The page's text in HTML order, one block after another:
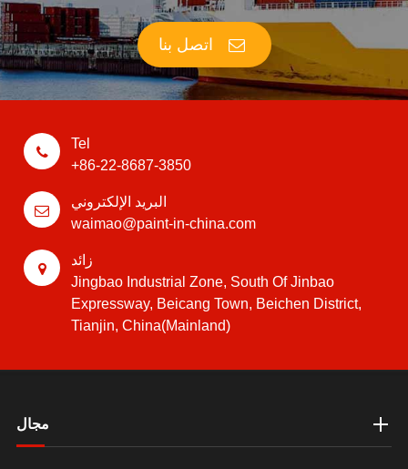
Tel
+86-22-8687-3850
البريد الإلكتروني
waimao@paint-in-china.com
زائد
Jingbao Industrial Zone, South Of Jinbao
Expressway, Beicang Town, Beichen District,
Tianjin, China(Mainland)
مجال